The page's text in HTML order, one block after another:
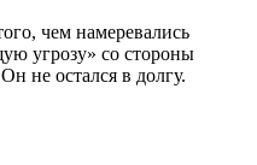
чем намеревались
угрозу» со стороны
не остался в долгу.